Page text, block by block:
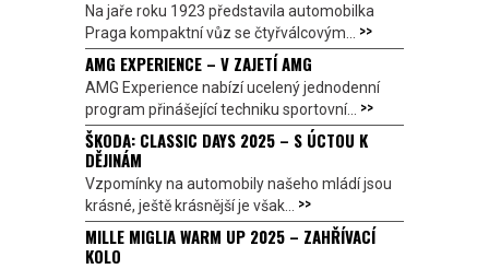
Na jaře roku 1923 představila automobilka
Praga kompaktní vůz se čtyřválcovým... >>
AMG EXPERIENCE – V ZAJETÍ AMG
AMG Experience nabízí ucelený jednodenní
program přinášející techniku sportovní... >>
ŠKODA: CLASSIC DAYS 2025 – S ÚCTOU K
DĚJINÁM
Vzpomínky na automobily našeho mládí jsou
krásné, ještě krásnější je však... >>
MILLE MIGLIA WARM UP 2025 – ZAHŘÍVACÍ
KOLO